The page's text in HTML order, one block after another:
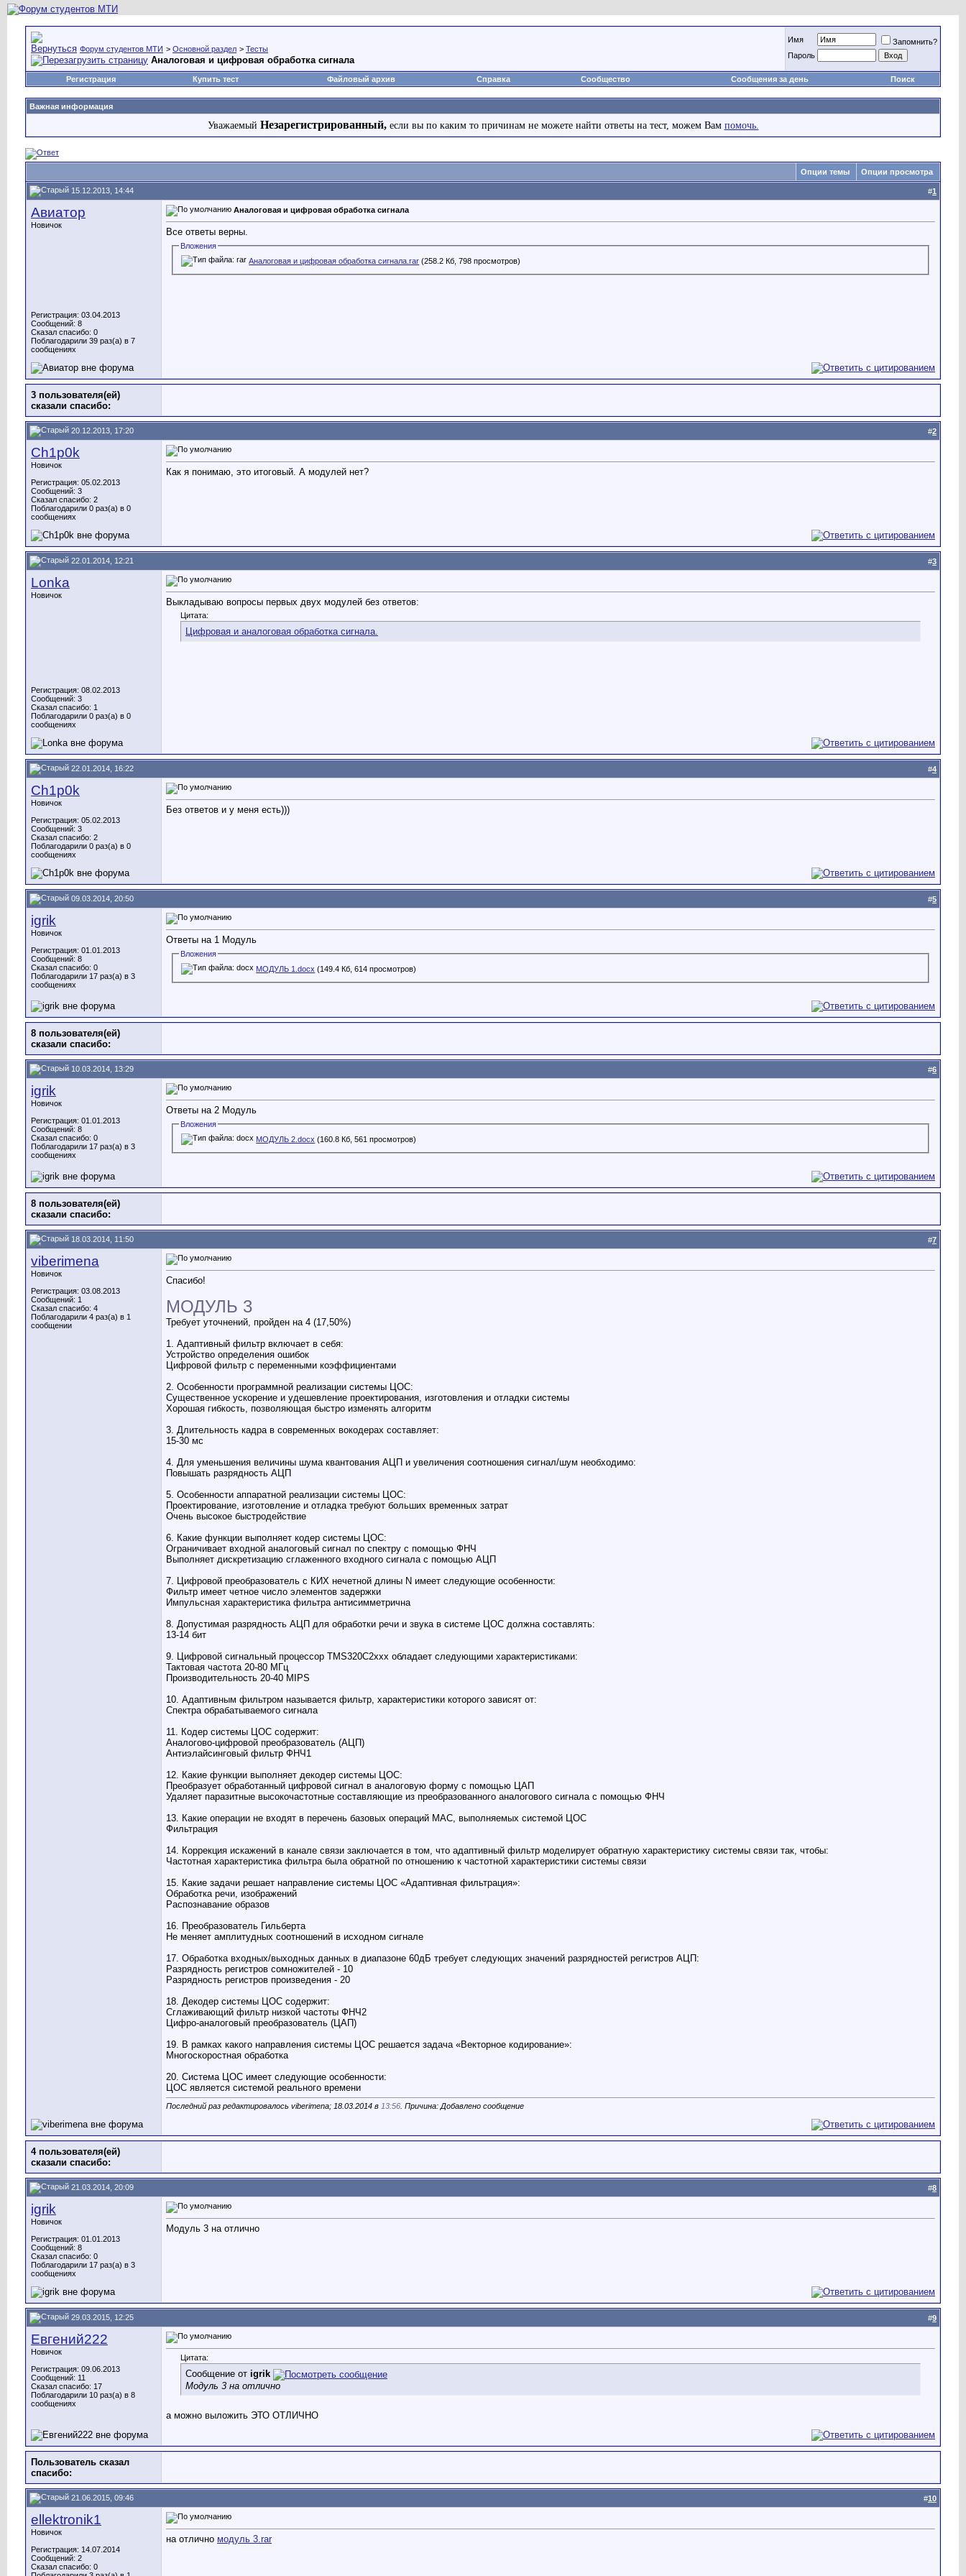
Форум студентов МТИ > Основной раздел > Тесты
Аналоговая и цифровая обработка сигнала
Имя
Запомнить?
Пароль
Регистрация Купить тест Файловый архив Справка Сообщество Сообщения за день Поиск
Важная информация
Уважаемый Незарегистрированный, если вы по каким то причинам не можете найти ответы на тест, можем Вам помочь.
Опции темы Опции просмотра
15.12.2013, 14:44 #1
Авиатор
Новичок
Регистрация: 03.04.2013
Сообщений: 8
Сказал спасибо: 0
Поблагодарили 39 раз(а) в 7
сообщениях
Аналоговая и цифровая обработка сигнала
Все ответы верны.
Вложения
Аналоговая и цифровая обработка сигнала.rar (258.2 Кб, 798 просмотров)
3 пользователя(ей)
сказали cпасибо:
20.12.2013, 17:20 #2
Ch1p0k
Новичок
Регистрация: 05.02.2013
Сообщений: 3
Сказал спасибо: 2
Поблагодарили 0 раз(а) в 0
сообщениях
Как я понимаю, это итоговый. А модулей нет?
22.01.2014, 12:21 #3
Lonka
Новичок
Регистрация: 08.02.2013
Сообщений: 3
Сказал спасибо: 1
Поблагодарили 0 раз(а) в 0
сообщениях
Выкладываю вопросы первых двух модулей без ответов:
Цитата:
Цифровая и аналоговая обработка сигнала.
22.01.2014, 16:22 #4
Ch1p0k
Новичок
Регистрация: 05.02.2013
Сообщений: 3
Сказал спасибо: 2
Поблагодарили 0 раз(а) в 0
сообщениях
Без ответов и у меня есть)))
09.03.2014, 20:50 #5
igrik
Новичок
Регистрация: 01.01.2013
Сообщений: 8
Сказал спасибо: 0
Поблагодарили 17 раз(а) в 3
сообщениях
Ответы на 1 Модуль
Вложения
МОДУЛЬ 1.docx (149.4 Кб, 614 просмотров)
8 пользователя(ей)
сказали cпасибо:
10.03.2014, 13:29 #6
igrik
Новичок
Регистрация: 01.01.2013
Сообщений: 8
Сказал спасибо: 0
Поблагодарили 17 раз(а) в 3
сообщениях
Ответы на 2 Модуль
Вложения
МОДУЛЬ 2.docx (160.8 Кб, 561 просмотров)
8 пользователя(ей)
сказали cпасибо:
18.03.2014, 11:50 #7
viberimena
Новичок
Регистрация: 03.08.2013
Сообщений: 1
Сказал спасибо: 4
Поблагодарили 4 раз(а) в 1
сообщении
Спасибо!
МОДУЛЬ 3
Требует уточнений, пройден на 4 (17,50%)
1. Адаптивный фильтр включает в себя:
Устройство определения ошибок
Цифровой фильтр с переменными коэффициентами
2. Особенности программной реализации системы ЦОС:
Существенное ускорение и удешевление проектирования, изготовления и отладки системы
Хорошая гибкость, позволяющая быстро изменять алгоритм
3. Длительность кадра в современных вокодерах составляет:
15-30 мс
4. Для уменьшения величины шума квантования АЦП и увеличения соотношения сигнал/шум необходимо:
Повышать разрядность АЦП
5. Особенности аппаратной реализации системы ЦОС:
Проектирование, изготовление и отладка требуют больших временных затрат
Очень высокое быстродействие
6. Какие функции выполняет кодер системы ЦОС:
Ограничивает входной аналоговый сигнал по спектру с помощью ФНЧ
Выполняет дискретизацию сглаженного входного сигнала с помощью АЦП
7. Цифровой преобразователь с КИХ нечетной длины N имеет следующие особенности:
Фильтр имеет четное число элементов задержки
Импульсная характеристика фильтра антисимметрична
8. Допустимая разрядность АЦП для обработки речи и звука в системе ЦОС должна составлять:
13-14 бит
9. Цифровой сигнальный процессор TMS320C2xxx обладает следующими характеристиками:
Тактовая частота 20-80 МГц
Производительность 20-40 MIPS
10. Адаптивным фильтром называется фильтр, характеристики которого зависят от:
Спектра обрабатываемого сигнала
11. Кодер системы ЦОС содержит:
Аналогово-цифровой преобразователь (АЦП)
Антиэлайсинговый фильтр ФНЧ1
12. Какие функции выполняет декодер системы ЦОС:
Преобразует обработанный цифровой сигнал в аналоговую форму с помощью ЦАП
Удаляет паразитные высокочастотные составляющие из преобразованного аналогового сигнала с помощью ФНЧ
13. Какие операции не входят в перечень базовых операций МАС, выполняемых системой ЦОС
Фильтрация
14. Коррекция искажений в канале связи заключается в том, что адаптивный фильтр моделирует обратную характеристику системы связи так, чтобы:
Частотная характеристика фильтра была обратной по отношению к частотной характеристики системы связи
15. Какие задачи решает направление системы ЦОС «Адаптивная фильтрация»:
Обработка речи, изображений
Распознавание образов
16. Преобразователь Гильберта
Не меняет амплитудных соотношений в исходном сигнале
17. Обработка входных/выходных данных в диапазоне 60дБ требует следующих значений разрядностей регистров АЦП:
Разрядность регистров сомножителей - 10
Разрядность регистров произведения - 20
18. Декодер системы ЦОС содержит:
Сглаживающий фильтр низкой частоты ФНЧ2
Цифро-аналоговый преобразователь (ЦАП)
19. В рамках какого направления системы ЦОС решается задача «Векторное кодирование»:
Многоскоростная обработка
20. Система ЦОС имеет следующие особенности:
ЦОС является системой реального времени
Последний раз редактировалось viberimena; 18.03.2014 в 13:56 . Причина: Добавлено сообщение
4 пользователя(ей)
сказали cпасибо:
21.03.2014, 20:09 #8
igrik
Новичок
Регистрация: 01.01.2013
Сообщений: 8
Сказал спасибо: 0
Поблагодарили 17 раз(а) в 3
сообщениях
Модуль 3 на отлично
29.03.2015, 12:25 #9
Евгений222
Новичок
Регистрация: 09.06.2013
Сообщений: 11
Сказал спасибо: 17
Поблагодарили 10 раз(а) в 8
сообщениях
Цитата:
Сообщение от igrik
Модуль 3 на отлично
а можно выложить ЭТО ОТЛИЧНО
Пользователь сказал
cпасибо:
21.06.2015, 09:46 #10
ellektronik1
Новичок
Регистрация: 14.07.2014
Сообщений: 2
Сказал спасибо: 0
на отлично модуль 3.rar